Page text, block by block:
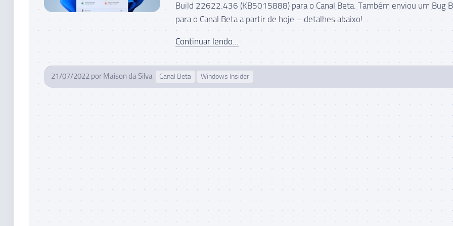
Build 22622.436 (KB5015888) para o Canal Beta. Também enviou um Bug
para o Canal Beta a partir de hoje – detalhes abaixo!...
Continuar lendo...
21/07/2022 por Maison da Silva Canal Beta Windows Insider